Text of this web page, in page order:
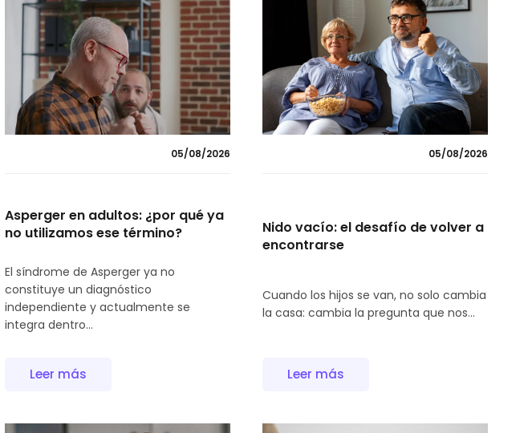
05/08/2026
Asperger en adultos: ¿por qué ya
no utilizamos ese término?
El síndrome de Asperger ya no
constituye un diagnóstico
independiente y actualmente se
integra dentro...
Leer más
05/08/2026
Nido vacío: el desafío de volver a
encontrarse
Cuando los hijos se van, no solo cambia
la casa: cambia la pregunta que nos...
Leer más